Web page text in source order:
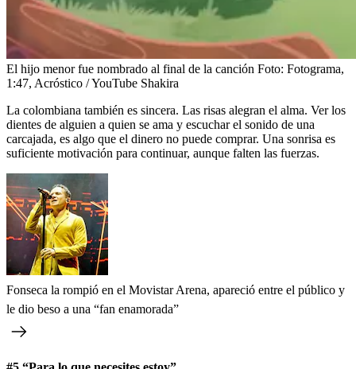
El hijo menor fue nombrado al final de la canción Foto: Fotograma,
1:47, Acróstico / YouTube Shakira
La colombiana también es sincera. Las risas alegran el alma. Ver los
dientes de alguien a quien se ama y escuchar el sonido de una
carcajada, es algo que el dinero no puede comprar. Una sonrisa es
suficiente motivación para continuar, aunque falten las fuerzas.
Fonseca la rompió en el Movistar Arena, apareció entre el público y
le dio beso a una “fan enamorada”